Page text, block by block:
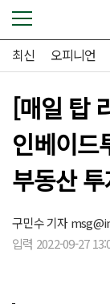
최신 오피니언
[매일 탑
인베이드
부동산
구민수 기자
입력 2022-09-27